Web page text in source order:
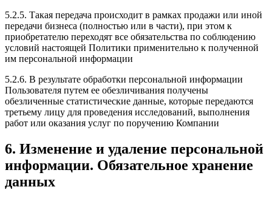
5.2.5. Такая передача происходит в рамках продажи или иной
передачи бизнеса (полностью или в части), при этом к
приобретателю переходят все обязательства по соблюдению
условий настоящей Политики применительно к полученной
им персональной информации
5.2.6. В результате обработки персональной информации
Пользователя путем ее обезличивания получены
обезличенные статистические данные, которые передаются
третьему лицу для проведения исследований, выполнения
работ или оказания услуг по поручению Компании
6. Изменение и удаление персональной
информации. Обязательное хранение
данных